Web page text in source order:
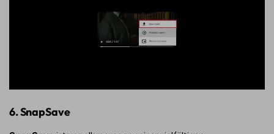
6. SnapSave